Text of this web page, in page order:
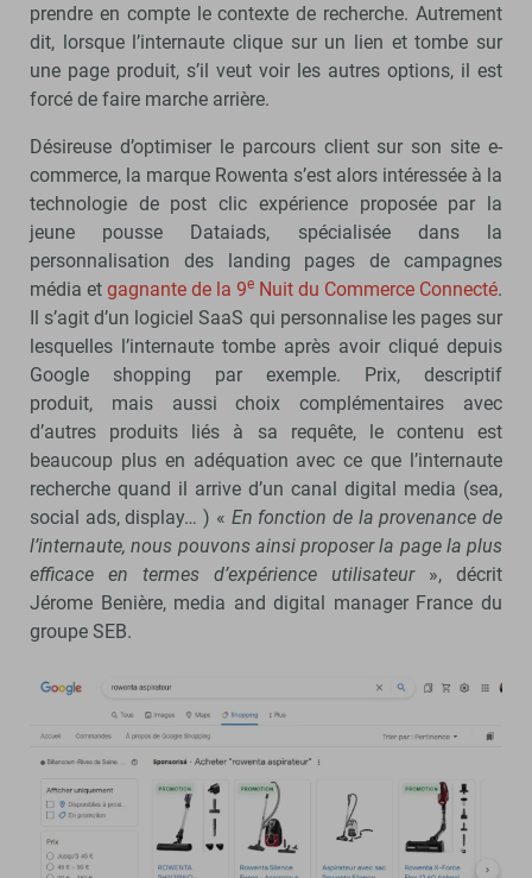
prendre en compte le contexte de recherche. Autrement
dit, lorsque l’internaute clique sur un lien et tombe sur
une page produit, s’il veut voir les autres options, il est
forcé de faire marche arrière.
Désireuse d’optimiser le parcours client sur son site e-
commerce, la marque Rowenta s’est alors intéressée à la
technologie de post clic expérience proposée par la
jeune pousse Dataiads, spécialisée dans la
personnalisation des landing pages de campagnes
média et gagnante de la 9e Nuit du Commerce Connecté.
Il s’agit d’un logiciel SaaS qui personnalise les pages sur
lesquelles l’internaute tombe après avoir cliqué depuis
Google shopping par exemple. Prix, descriptif
produit, mais aussi choix complémentaires avec
d’autres produits liés à sa requête, le contenu est
beaucoup plus en adéquation avec ce que l’internaute
recherche quand il arrive d’un canal digital media (sea,
social ads, display… ) « En fonction de la provenance de
l’internaute, nous pouvons ainsi proposer la page la plus
efficace en termes d’expérience utilisateur», décrit
Jérome Benière, media and digital manager France du
groupe SEB.